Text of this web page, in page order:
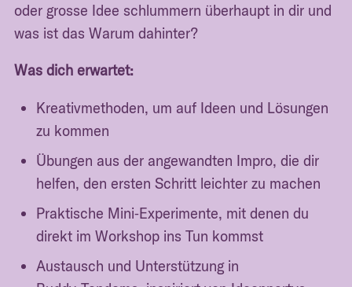
oder grosse Idee schlummern überhaupt in dir und
was ist das Warum dahinter?
Was dich erwartet:
Kreativmethoden, um auf Ideen und Lösungen
zu kommen
Übungen aus der angewandten Impro, die dir
helfen, den ersten Schritt leichter zu machen
Praktische Mini‑Experimente, mit denen du
direkt im Workshop ins Tun kommst
Austausch und Unterstützung in